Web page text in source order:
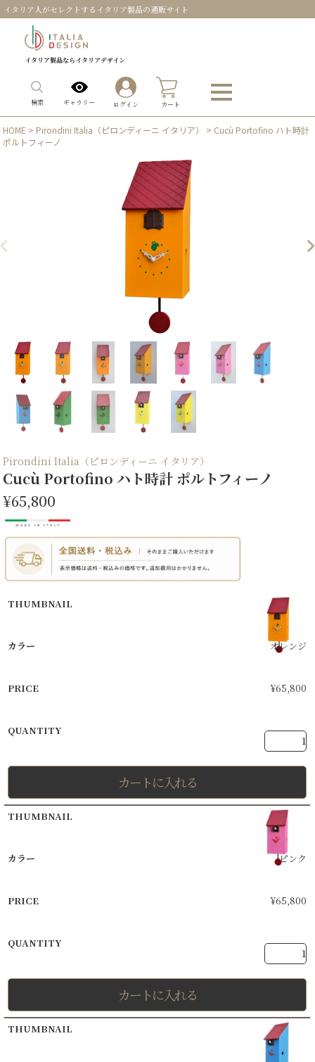
イタリア人がセレクトするイタリア製品の通販サイト
イタリア製品ならイタリアデザイン
検索 ギャラリー ログイン カート
HOME > Pirondini Italia（ピロンディーニ イタリア）
> Cucù Portofino ハト時計
ポルトフィーノ
Pirondini Italia（ピロンディーニ イタリア）
Cucù Portofino ハト時計 ポルトフィーノ
¥65,800
オレンジ
¥65,800
カートに入れる
ピンク
¥65,800
カートに入れる